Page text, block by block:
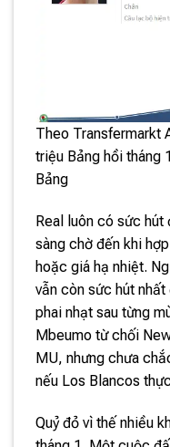
Theo Transfermarkt
triệu Bảng hồi tháng
Bảng
Real luôn có sức
sàng chờ đến khi
hoặc giá hạ nhiệt.
vẫn còn sức hút nhất
phai nhạt sau từng
Mbeumo từ chối
MU, nhưng chưa
nếu Los Blancos
Quỷ đỏ vì thế nhiều